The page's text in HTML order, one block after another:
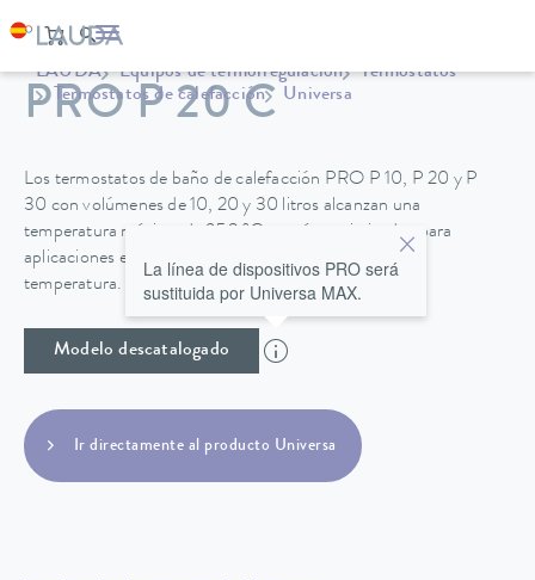
LAUDA Equipos de termorregulación
Termostatos
Termostatos de calefacción
Universa
PRO P 20 C
Los termostatos de baño de calefacción PRO P 10, P 20 y P
30 con volúmenes de 10, 20 y 30 litros alcanzan una
temperatura máxima de 250 °C y están optimizados para
aplicaciones en el baño con muy buena estabilidad de
temperatura.
Modelo descatalogado
La línea de dispositivos PRO será
sustituida por Universa MAX.
Ir directamente al producto Universa